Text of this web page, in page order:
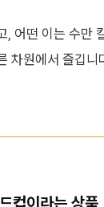
어떤 이는 수만
차원에서 즐깁니
컵이라는 상품